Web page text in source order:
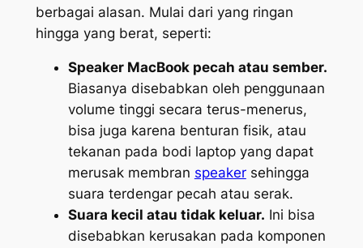
berbagai alasan. Mulai dari yang ringan
hingga yang berat, seperti:
Speaker MacBook pecah atau sember.
Biasanya disebabkan oleh penggunaan
volume tinggi secara terus-menerus,
bisa juga karena benturan fisik, atau
tekanan pada bodi laptop yang dapat
merusak membran speakersehingga
suara terdengar pecah atau serak.
Suara kecil atau tidak keluar. Ini bisa
disebabkan kerusakan pada komponen